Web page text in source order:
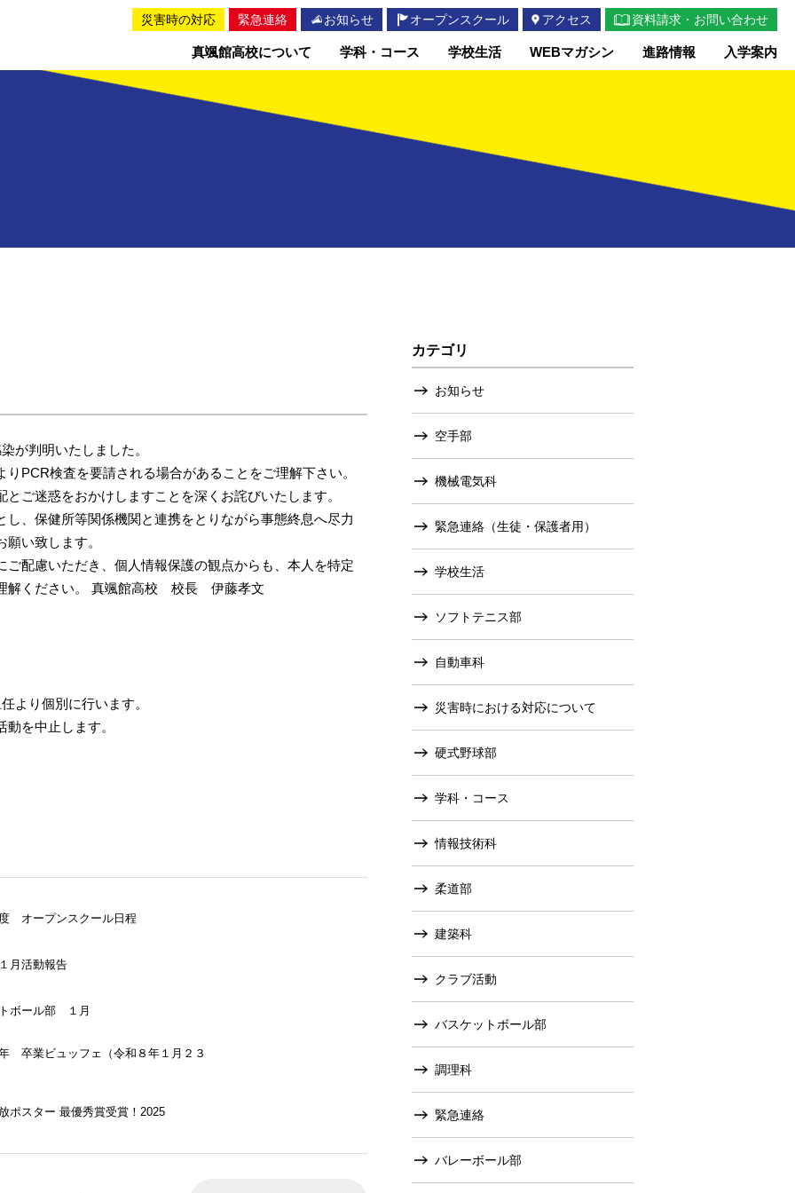
真颯館高校について 学科・コース 学校生活 WEBマガシン 進路情報 入学案内
災害時の対応 緊急連絡 お知らせ オープンスクール アクセス 資料請求・お問い合わせ
が判明いたしました。
PCR検査を要請される場合があることをご理解下さい。
ご迷惑をおかけしますことを深くお詫びいたします。
、保健所等関係機関と連携をとりながら事態終息へ尽力
い致します。
配慮いただき、個人情報保護の観点からも、本人を特定
解ください。 真颯館高校 校長 伊藤孝文
より個別に行います。
を中止します。
オープンスクール日程
月活動報告
ボール部 １月
卒業ビュッフェ（令和８年１月２３
ポスター 最優秀賞受賞！2025
カテゴリ
お知らせ
空手部
機械電気科
緊急連絡（生徒・保護者用）
学校生活
ソフトテニス部
自動車科
災害時における対応について
硬式野球部
学科・コース
情報技術科
柔道部
建築科
クラブ活動
バスケットボール部
調理科
緊急連絡
バレーボール部